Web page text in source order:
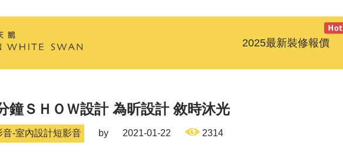
2025最新裝修報價
鐘ＳＨＯＷ設計 為昕設計 敘時沐光
音-室內設計短影音 by 2021-01-22 2314